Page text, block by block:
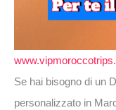
Se hai bisogno di un
personalizzato in